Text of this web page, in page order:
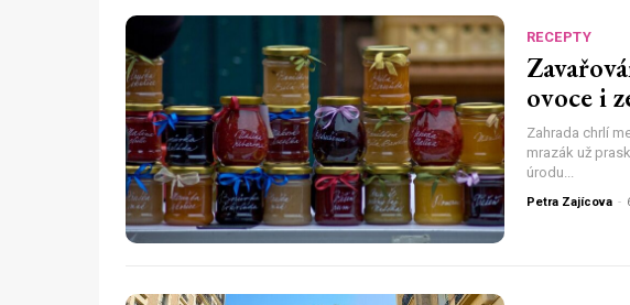
RECEPTY
ovoce i
Zahrada chrlí
mrazák už
úrodu...
Petra Zajícova -